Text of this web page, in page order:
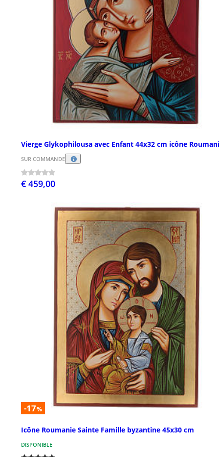
Vierge Glykophilousa avec Enfant 44x32 cm icône
SUR COMMANDE
€ 459,00
-17%
Icône Roumanie Sainte Famille byzantine 45x30 cm
DISPONIBLE